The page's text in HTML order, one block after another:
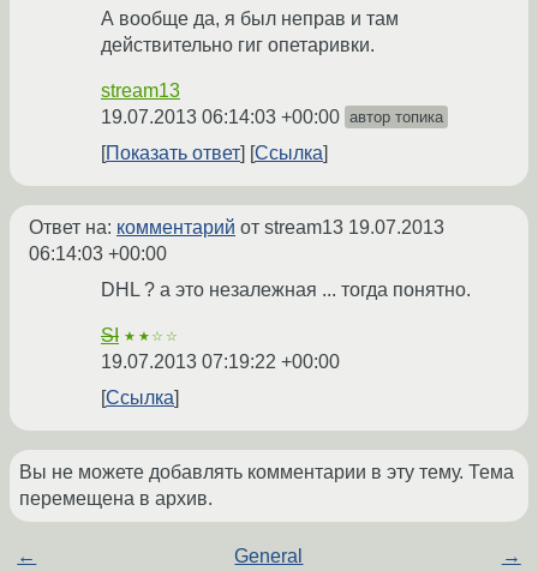
А вообще да, я был неправ и там
действительно гиг опетаривки.
stream13
19.07.2013 06:14:03 +00:00 автор топика
Показать ответ Ссылка
Ответ на: комментарий от stream13 19.07.2013
06:14:03 +00:00
DHL ? а это незалежная ... тогда понятно.
SI ★★☆☆
19.07.2013 07:19:22 +00:00
Ссылка
Вы не можете добавлять комментарии в эту тему. Тема
перемещена в архив.
← General →